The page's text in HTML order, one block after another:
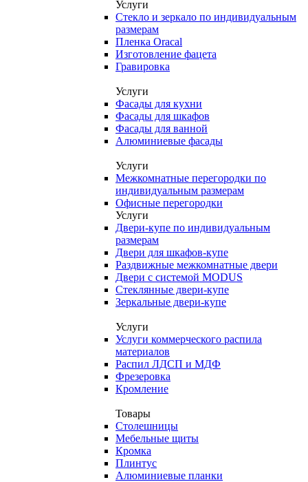
Услуги
Стекло и зеркало по индивидуальным
размерам
Пленка Oracal
Изготовление фацета
Гравировка
Услуги
Фасады для кухни
Фасады для шкафов
Фасады для ванной
Алюминиевые фасады
Услуги
Межкомнатные перегородки по
индивидуальным размерам
Офисные перегородки
Услуги
Двери-купе по индивидуальным
размерам
Двери для шкафов-купе
Раздвижные межкомнатные двери
Двери с системой MODUS
Стеклянные двери-купе
Зеркальные двери-купе
Услуги
Услуги коммерческого распила
материалов
Распил ЛДСП и МДФ
Фрезеровка
Кромление
Товары
Столешницы
Мебельные щиты
Кромка
Плинтус
Алюминиевые планки